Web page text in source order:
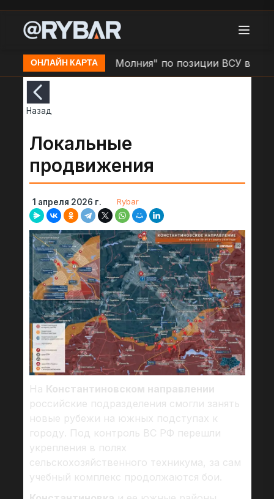
ОНЛАЙН КАРТА
Удар БЛА "Молния" по позиции ВСУ в н.п.
Назад
Локальные
продвижения
1 апреля 2026 г. Rybar
На Константиновском направлении
российские подразделения смогли занять
новые рубежи на южных подступах к
городу. Под контроль ВС РФ перешли
укрепления в полях
сельскохозяйственного техникума, за сам
учебный комплекс продолжаются бои.